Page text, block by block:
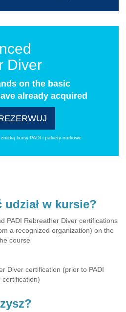
Diver
on the basic
already acquired
kursy PADI i pakiety nurkowe
udział w kursie?
PADI Rebreather Diver certifications
a recognized organization) on the
course
Diver certification (prior to PADI
certification)